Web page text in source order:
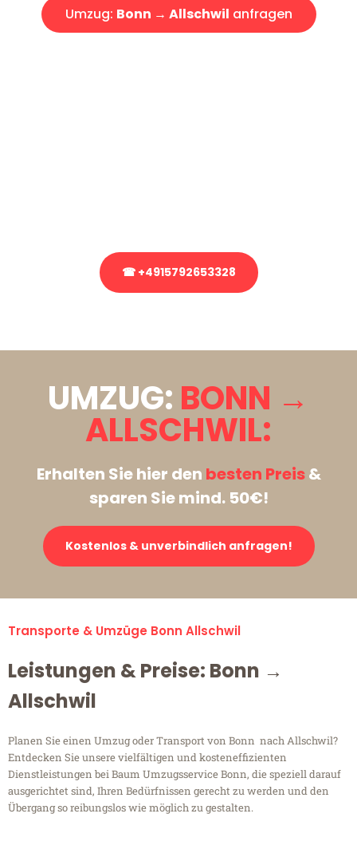
Umzug: Bonn → Allschwil anfragen
☎ +4915792653328
UMZUG: BONN →
ALLSCHWIL:
Erhalten Sie hier den besten Preis&
sparen Sie mind. 50€!
Kostenlos & unverbindlich anfragen!
Transporte & Umzüge Bonn Allschwil
Leistungen & Preise: Bonn →
Allschwil
Planen Sie einen Umzug oder Transport von Bonn nach Allschwil?
Entdecken Sie unsere vielfältigen und kosteneffizienten
Dienstleistungen bei Baum Umzugsservice Bonn, die speziell darauf
ausgerichtet sind, Ihren Bedürfnissen gerecht zu werden und den
Übergang so reibungslos wie möglich zu gestalten.